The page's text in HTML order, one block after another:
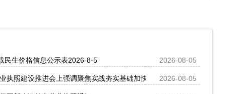
民生价格信息公示表2026-8-5 2026-08-05
执照建设推进会上强调聚焦实战夯实基础加快推动基本能力向体系能力提质拓
2026-08-05